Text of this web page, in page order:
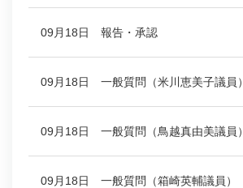
09月18日 報告・承認
09月18日 一般質問（米川恵美子議員）
09月18日 一般質問（鳥越真由美議員）
09月18日 一般質問（箱崎英輔議員）